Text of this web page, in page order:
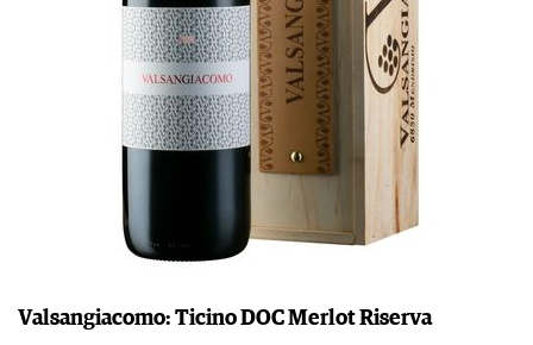
Valsangiacomo: Ticino DOC Merlot Riserva